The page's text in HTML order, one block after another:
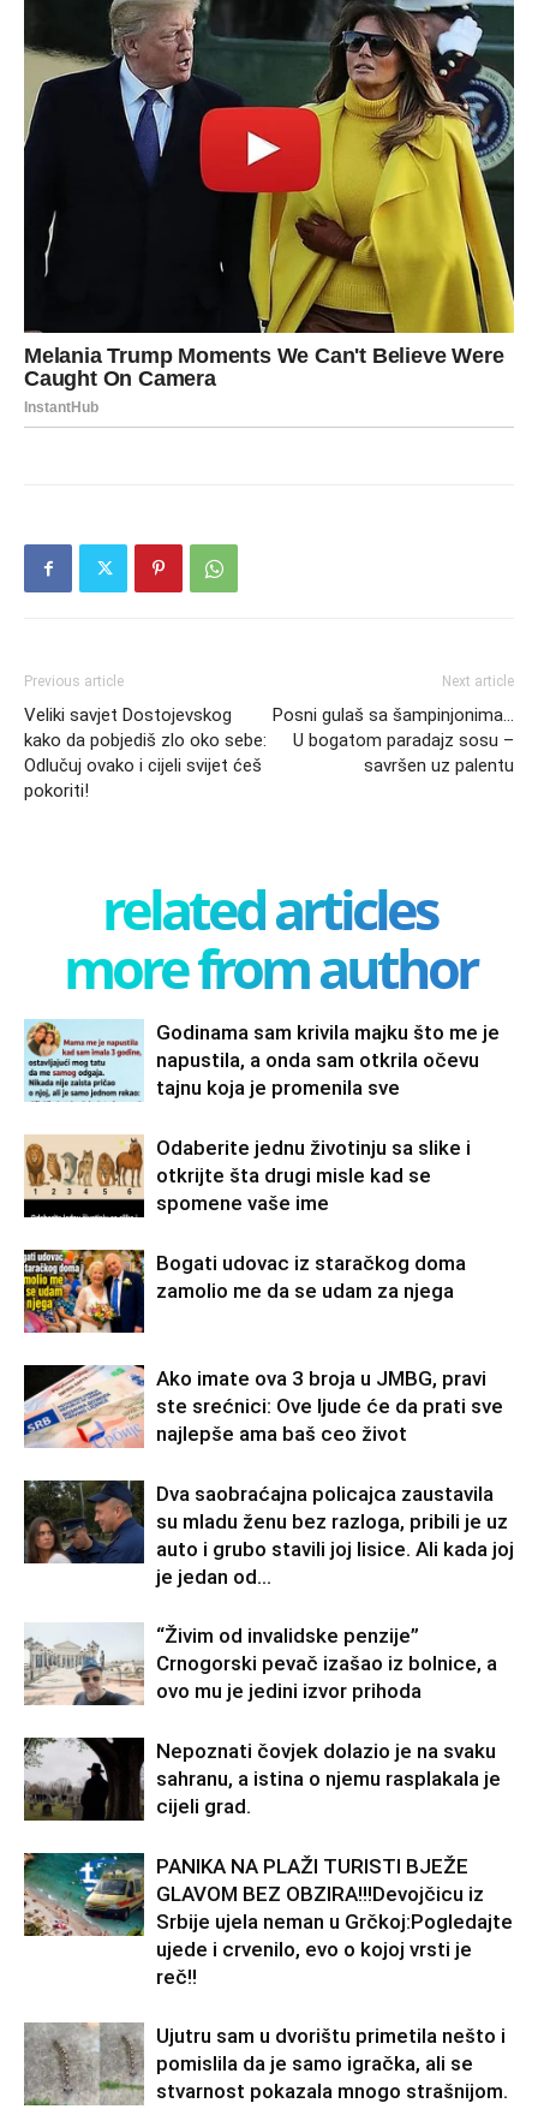
Previous article
Veliki savjet Dostojevskog
kako da pobjediš zlo oko sebe:
Odlučuj ovako i cijeli svijet ćeš
pokoriti!
Next article
Posni gulaš sa šampinjonima…
U bogatom paradajz sosu –
savršen uz palentu
related articles
more from author
Godinama sam krivila majku što me je
napustila, a onda sam otkrila očevu
tajnu koja je promenila sve
Odaberite jednu životinju sa slike i
otkrijte šta drugi misle kad se
spomene vaše ime
Bogati udovac iz staračkog doma
zamolio me da se udam za njega
Ako imate ova 3 broja u JMBG, pravi
ste srećnici: Ove ljude će da prati sve
najlepše ama baš ceo život
Dva saobraćajna policajca zaustavila
su mladu ženu bez razloga, pribili je uz
auto i grubo stavili joj lisice. Ali kada joj
je jedan od...
“Živim od invalidske penzije”
Crnogorski pevač izašao iz bolnice, a
ovo mu je jedini izvor prihoda
Nepoznati čovjek dolazio je na svaku
sahranu, a istina o njemu rasplakala je
cijeli grad.
PANIKA NA PLAŽI TURISTI BJEŽE
GLAVOM BEZ OBZIRA!!!Devojčicu iz
Srbije ujela neman u Grčkoj:Pogledajte
ujede i crvenilo, evo o kojoj vrsti je
reč!!
Ujutru sam u dvorištu primetila nešto i
pomislila da je samo igračka, ali se
stvarnost pokazala mnogo strašnijom.